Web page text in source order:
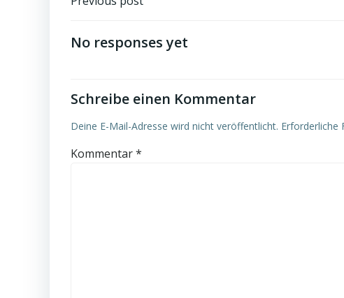
Post
navigation
No responses yet
Schreibe einen Kommentar
Deine E-Mail-Adresse wird nicht veröffentlicht. Erforderliche
Kommentar*